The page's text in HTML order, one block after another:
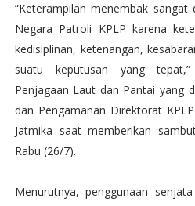
“Keterampilan menembak
Negara Patroli KPLP karena
kedisiplinan, ketenangan,
suatu keputusan yang
Penjagaan Laut dan Pantai yang
dan Pengamanan Direktorat
Jatmika saat memberikan
Rabu (26/7).
Menurutnya, penggunaan